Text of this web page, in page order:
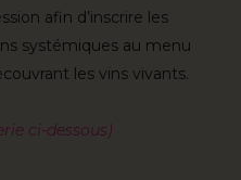
afin d’inscrire les
systémiques au menu
les vins vivants.
ci-dessous)